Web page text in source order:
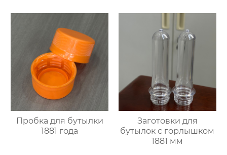
Пробка для бутылки
1881 года
Заготовки для
бутылок с горлышком
1881 мм